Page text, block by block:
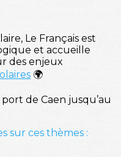
Le Français est
et accueille
des enjeux
🌍
de Caen jusqu’au
sur ces thèmes :